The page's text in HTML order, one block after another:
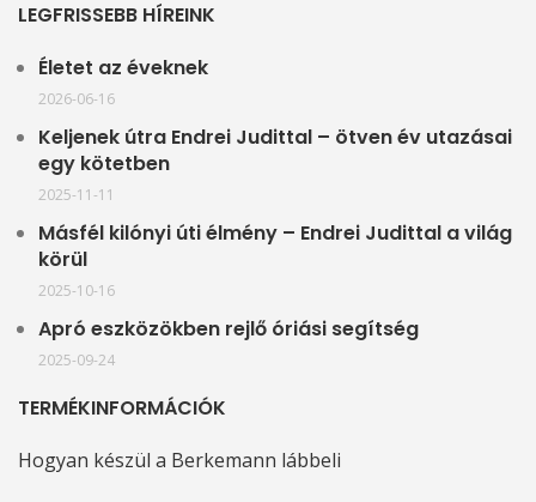
LEGFRISSEBB HÍREINK
Életet az éveknek
2026-06-16
Keljenek útra Endrei Judittal – ötven év utazásai
egy kötetben
2025-11-11
Másfél kilónyi úti élmény – Endrei Judittal a világ
körül
2025-10-16
Apró eszközökben rejlő óriási segítség
2025-09-24
TERMÉKINFORMÁCIÓK
Hogyan készül a Berkemann lábbeli